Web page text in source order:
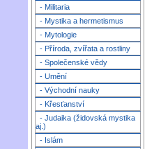
- Militaria
- Mystika a hermetismus
- Mytologie
- Příroda, zvířata a rostliny
- Společenské vědy
- Umění
- Východní nauky
- Křesťanství
- Judaika (židovská mystika
aj.)
- Islám